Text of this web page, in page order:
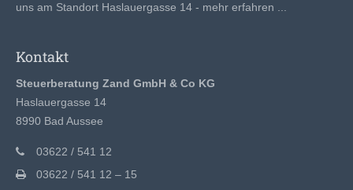
uns am Standort Haslauergasse 14 - mehr erfahren ...
Kontakt
Steuerberatung Zand GmbH & Co KG
Haslauergasse 14
8990 Bad Aussee
03622 / 541 12
03622 / 541 12 – 15